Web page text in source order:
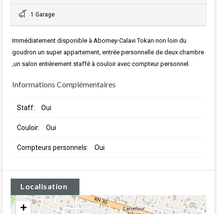
1 Garage
Immédiatement disponible à Abomey-Calavi Tokan non loin du
goudron un super appartement, entrée personnelle de deux chambre
,un salon entièrement staffé à couloir avec compteur personnel.
Informations Complémentaires
Staff: Oui
Couloir: Oui
Compteurs personnels: Oui
Localisation
+